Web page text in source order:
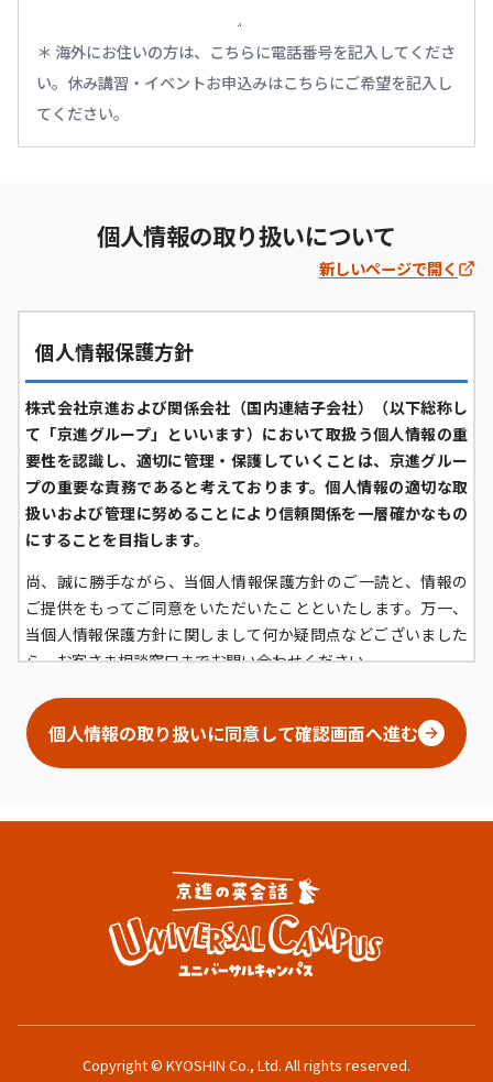
海外にお住いの方は、こちらに電話番号を記入してくださ
い。休み講習・イベントお申込みはこちらにご希望を記入し
てください。
個人情報の取り扱いについて
新しいページで開く
個人情報保護方針
株式会社京進および関係会社（国内連結子会社）（以下総称し
て「京進グループ」といいます）において取扱う個人情報の重
要性を認識し、適切に管理・保護していくことは、京進グルー
プの重要な責務であると考えております。個人情報の適切な取
扱いおよび管理に努めることにより信頼関係を一層確かなもの
にすることを目指します。
尚、誠に勝手ながら、当個人情報保護方針のご一読と、情報の
ご提供をもってご同意をいただいたことといたします。万一、
当個人情報保護方針に関しまして何か疑問点などございました
ら、お客さま相談窓口までお問い合わせください。
京進グループにおける個人情報の定義について
京進グループにおいては、生存する「顧客（グループ各社が提
ャイズ事業の経営者）」および「役員、従業員（社員、嘱託社
家族、当社の役員若しくは従業員になろうとする者またはなろ
うとした者（採用応募者など）および退職者」、「株主」、
「ビジネスパートナー」に関する情報であって、当該情報に含
まれる氏名、生年月日、その他の記述または個人別に付された
番号、記号その他の符号、画像若しくは音声により当該個人を
む）を示します。
個人情報の取り扱いに同意して確認画面へ進む
Copyright © KYOSHIN Co., Ltd. All rights reserved.